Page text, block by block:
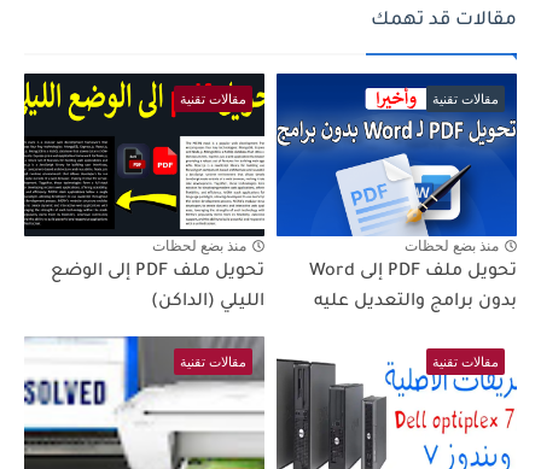
مقالات قد تهمك
مقالات تقنية
منذ بضع لحظات
تحويل ملف PDF إلى Word
بدون برامج والتعديل عليه
مقالات تقنية
منذ بضع لحظات
تحويل ملف PDF إلى الوضع
الليلي (الداكن)
مقالات تقنية مقالات تقنية